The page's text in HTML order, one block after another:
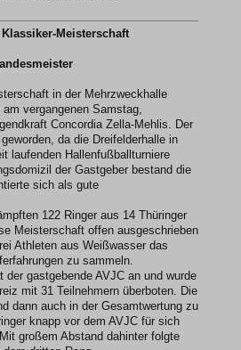
Meisterschaft
in der Mehrzweckhalle
vergangenen Samstag,
Concordia Zella-Mehlis. Der
da die Dreifelderhalle in
laufenden Hallenfußballturniere
der Gastgeber bestand die
sich als gute
122 Ringer aus 14 Thüringer
Meisterschaft offen ausgeschrieben
Athleten aus Weißwasser das
zu sammeln.
der gastgebende AVJC an und wurde
mit 31 Teilnehmern überboten. Die
dann auch in der Gesamtwertung zu
knapp vor dem AVJC für sich
großem Abstand dahinter folgte